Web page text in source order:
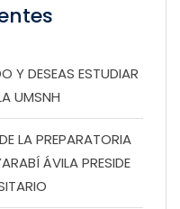
Y DESEAS ESTUDIAR
UMSNH
LA PREPARATORIA
ÁVILA PRESIDE